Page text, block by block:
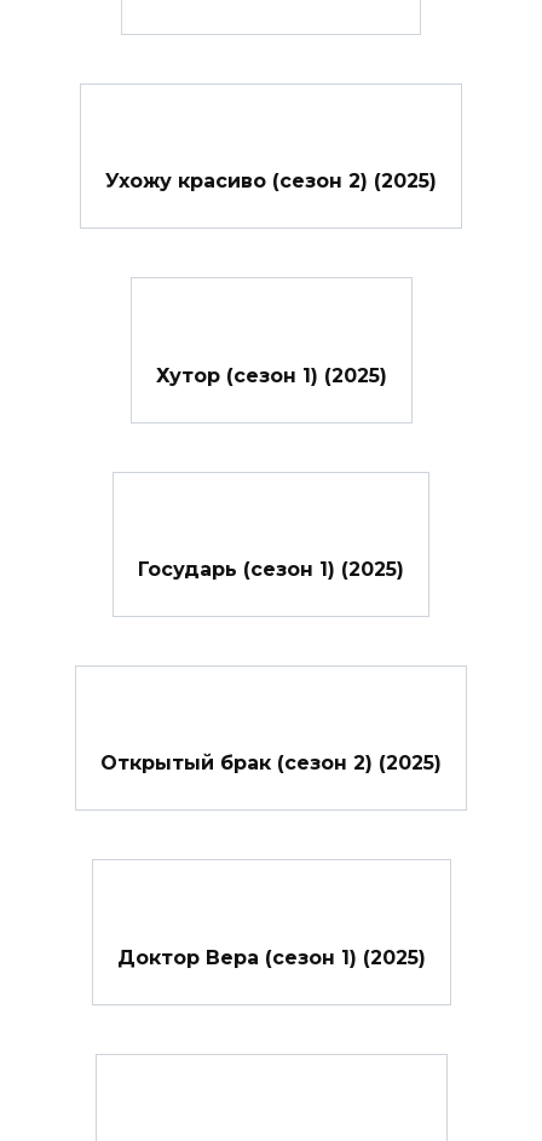
Ухожу красиво (сезон 2) (2025)
Хутор (сезон 1) (2025)
Государь (сезон 1) (2025)
Открытый брак (сезон 2) (2025)
Доктор Вера (сезон 1) (2025)